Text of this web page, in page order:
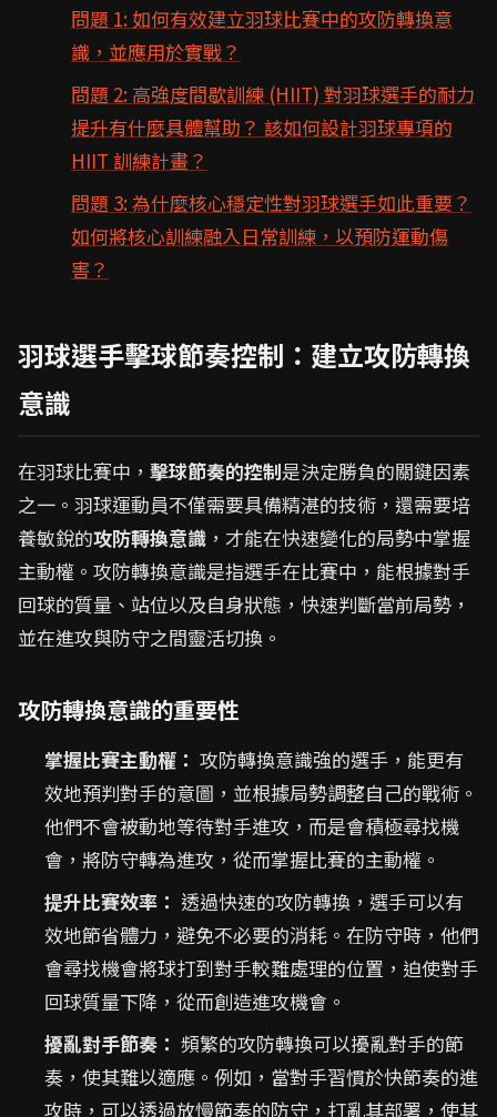
問題 1: 如何有效建立羽球比賽中的攻防轉換意
識，並應用於實戰？
問題 2: 高強度間歇訓練 (HIIT) 對羽球選手的耐力
提升有什麼具體幫助？ 該如何設計羽球專項的
HIIT 訓練計畫？
問題 3: 為什麼核心穩定性對羽球選手如此重要？
如何將核心訓練融入日常訓練，以預防運動傷
害？
羽球選手擊球節奏控制：建立攻防轉換
意識
在羽球比賽中， 擊球節奏的控制是決定勝負的關鍵因素
之一。羽球運動員不僅需要具備精湛的技術，還需要培
養敏銳的攻防轉換意識 ，才能在快速變化的局勢中掌握
主動權。攻防轉換意識是指選手在比賽中，能根據對手
回球的質量、站位以及自身狀態，快速判斷當前局勢，
並在進攻與防守之間靈活切換。
攻防轉換意識的重要性
掌握比賽主動權： 攻防轉換意識強的選手，能更有
效地預判對手的意圖，並根據局勢調整自己的戰術。
他們不會被動地等待對手進攻，而是會積極尋找機
會，將防守轉為進攻，從而掌握比賽的主動權。
提升比賽效率： 透過快速的攻防轉換，選手可以有
效地節省體力，避免不必要的消耗。在防守時，他們
會尋找機會將球打到對手較難處理的位置，迫使對手
回球質量下降，從而創造進攻機會。
擾亂對手節奏： 頻繁的攻防轉換可以擾亂對手的節
奏，使其難以適應。例如，當對手習慣於快節奏的進
攻時，可以透過放慢節奏的防守，打亂其部署，使其